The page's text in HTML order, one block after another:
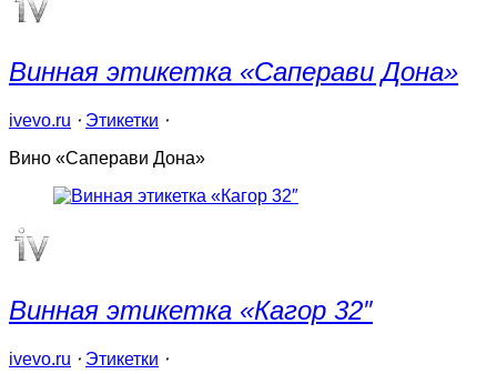
Винная этикетка «Саперави Дона»
ivevo.ru ⋅ Этикетки ⋅
Вино «Саперави Дона»
Винная этикетка «Кагор 32″
ivevo.ru ⋅ Этикетки ⋅